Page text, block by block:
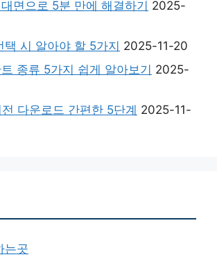
면으로 5분 만에 해결하기 2025-
택 시 알아야 할 5가지 2025-11-20
종류 5가지 쉽게 알아보기 2025-
다운로드 간편한 5단계 2025-11-
는곳